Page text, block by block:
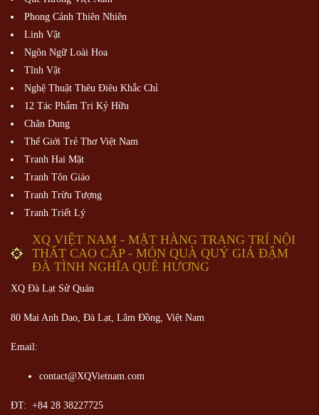
Phong Cảnh Thiên Nhiên
Linh Vật
Ngôn Ngữ Loài Hoa
Tĩnh Vật
Nghệ Thuật Thêu Điêu Khắc Chỉ
12 Tác Phẩm Tri Kỷ Hữu
Chân Dung
Thế Giới Trẻ Thơ Việt Nam
Tranh Hai Mặt
Tranh Tôn Giáo
Tranh Trừu Tượng
Tranh Triết Lý
XQ VIỆT NAM - MẶT HÀNG TRANG TRÍ NỘI
THẤT CAO CẤP - MÓN QUÀ QUÝ GIÁ ĐẬM
ĐÀ TÌNH NGHĨA QUÊ HƯƠNG
XQ Đà Lạt Sử Quán
80 Mai Anh Dao, Đà Lạt, Lâm Đồng, Việt Nam
Email:
contact@XQVietnam.com
ĐT: +84 28 38227725